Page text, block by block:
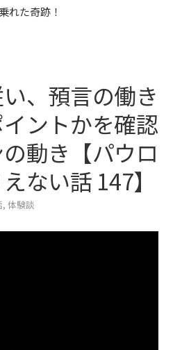
れた奇跡！
、預言の働き
ントかを確認
動き【パウロ
ない話 147】
, 体験談